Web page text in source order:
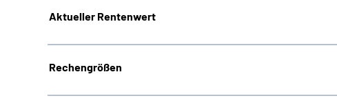
Aktueller Rentenwert
Rechengrößen